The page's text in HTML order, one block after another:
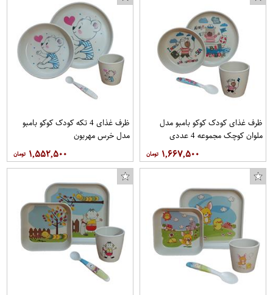
ظرف غذای کودک کوکو بامبو مدل
ملوان کوچک مجموعه 4 عددی
۱,۶۶۷,۵۰۰
ظرف غذای 4 تکه کودک کوکو بامبو
مدل خرس مهربون
۱,۵۵۲,۵۰۰